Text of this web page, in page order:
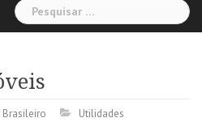
Pesquisar
por:
Brasileiro Utilidades